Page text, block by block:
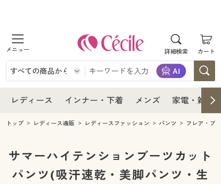
詳細検索 カート
商品を探す
レディース
レディースファッション
女性下着
インナー・下着
インナー・下着通販すべて
女性下着
メンズ下着
メンズ
メンズ通販すべて
メンズファッション
家電・雑貨
家電・雑貨すべて
寝具・インテリア・家具
レディース インナー・下着 メンズ 家電・雑貨
レディース
レディース通販すべて
レディースファッション
インナー・下着
インナー・下着通販すべて
ジュニア・ティーンズ下着
メンズ
メンズ下着
家電
寝具・インテリア・家具通販すべて
美容・健康
トップ レディース通販 レディースファッション パンツ フレア・ブ
サマーハイテンションブーツカット
パンツ(吸汗速乾・美脚パンツ・生